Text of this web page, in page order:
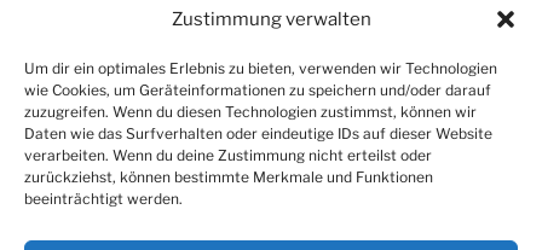
Zustimmung verwalten
Um dir ein optimales Erlebnis zu bieten, verwenden wir Technologien
wie Cookies, um Geräteinformationen zu speichern und/oder darauf
zuzugreifen. Wenn du diesen Technologien zustimmst, können wir
Daten wie das Surfverhalten oder eindeutige IDs auf dieser Website
verarbeiten. Wenn du deine Zustimmung nicht erteilst oder
zurückziehst, können bestimmte Merkmale und Funktionen
beeinträchtigt werden.